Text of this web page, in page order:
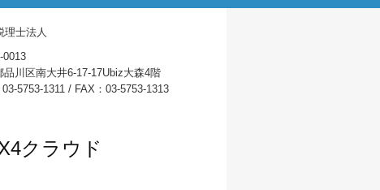
理士法人
0013
品川区南大井6-17-17Ubiz大森4階
5753-1311 / FAX：03-5753-1313
クラウド